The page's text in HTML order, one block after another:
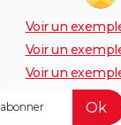
Voir un
Voir un
Voir un